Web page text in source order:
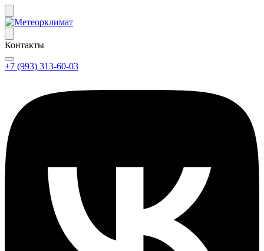
Контакты
+7 (993) 313-60-03